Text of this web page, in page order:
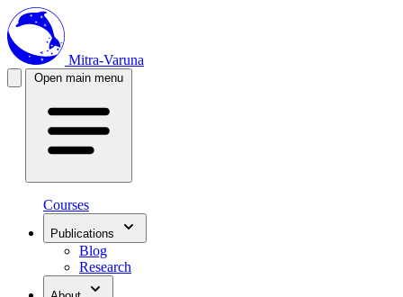
Mitra-Varuna
Open main menu
Courses
Publications
Blog
Research